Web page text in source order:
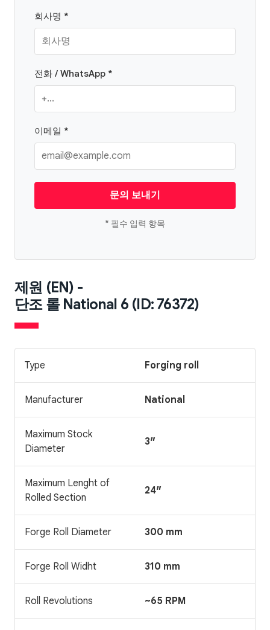
회사명 *
전화 / WhatsApp *
이메일 *
문의 보내기
* 필수 입력 항목
제원 (EN) -
단조 롤 National 6 (ID: 76372)
Type Forging roll
Manufacturer National
Maximum Stock
Diameter
3″
Maximum Lenght of
Rolled Section
24″
Forge Roll Diameter 300 mm
Forge Roll Widht 310 mm
Roll Revolutions ~65 RPM